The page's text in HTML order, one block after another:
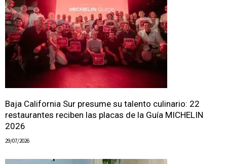
Baja California Sur presume su talento culinario: 22
restaurantes reciben las placas de la Guía MICHELIN
2026
29/07/2026